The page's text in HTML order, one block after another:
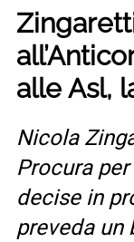
alle Asl,
Nicola
Procura
decise in
preveda un